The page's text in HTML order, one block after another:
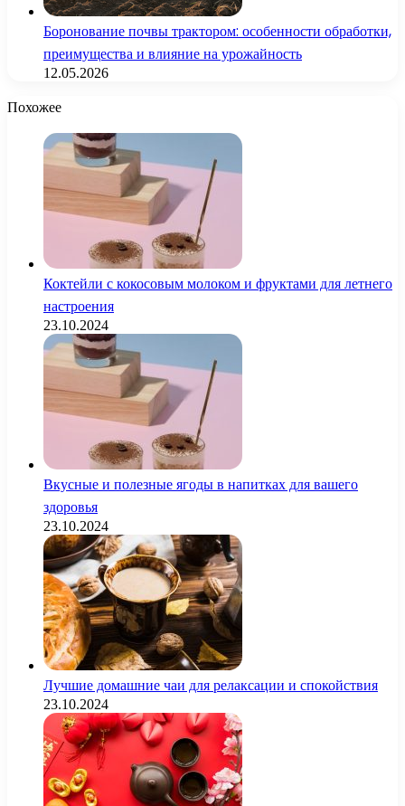
Боронование почвы трактором: особенности обработки,
преимущества и влияние на урожайность
12.05.2026
Похожее
Коктейли с кокосовым молоком и фруктами для летнего
настроения
23.10.2024
Вкусные и полезные ягоды в напитках для вашего
здоровья
23.10.2024
Лучшие домашние чаи для релаксации и спокойствия
23.10.2024